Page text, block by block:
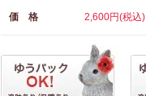
価 格 2,600円(税込)